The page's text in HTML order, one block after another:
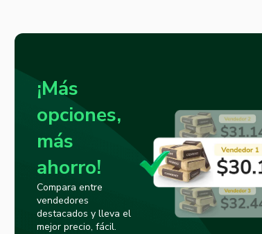
¡Más
opciones,
más
ahorro!
Compara entre
vendedores
destacados y lleva el
mejor precio, fácil.